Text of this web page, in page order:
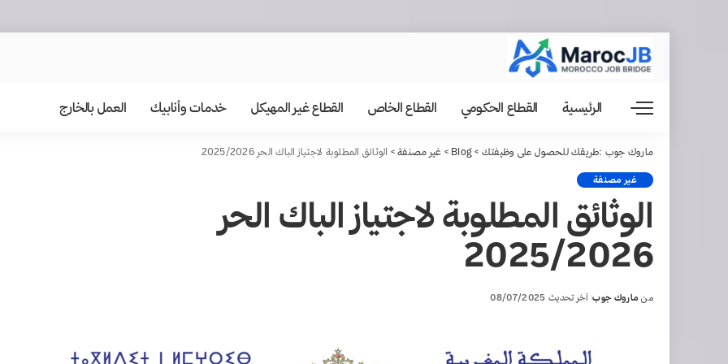
الرئيسية القطاع الحكومي القطاع الخاص القطاع غير المهيكل خدمات وأنابيك العمل بالخارج
ماروك جوب :طريقك للحصول على وظيفتك >
Blog
> غير مصنفة> الوثائق المطلوبة لاجتياز الباك الحر 2025/2026
غير مصنفة
الوثائق المطلوبة لاجتياز الباك الحر
2025/2026
Posted
من ماروك جوب آخر تحديث 08/07/2025